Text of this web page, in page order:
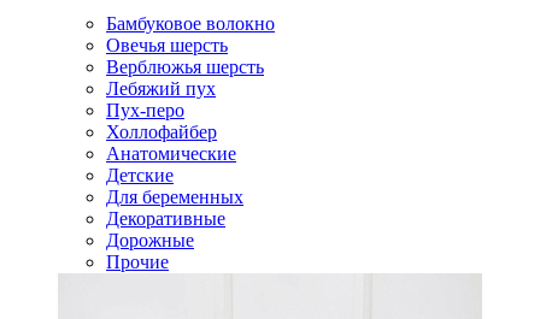
Бамбуковое волокно
Овечья шерсть
Верблюжья шерсть
Лебяжий пух
Пух-перо
Холлофайбер
Анатомические
Детские
Для беременных
Декоративные
Дорожные
Прочие